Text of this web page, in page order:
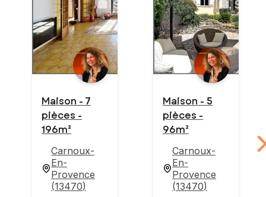
Maison - 7
pièces -
196m²
Carnoux-
En-
Provence
(13470)
Maison - 5
pièces -
96m²
Carnoux-
En-
Provence
(13470)